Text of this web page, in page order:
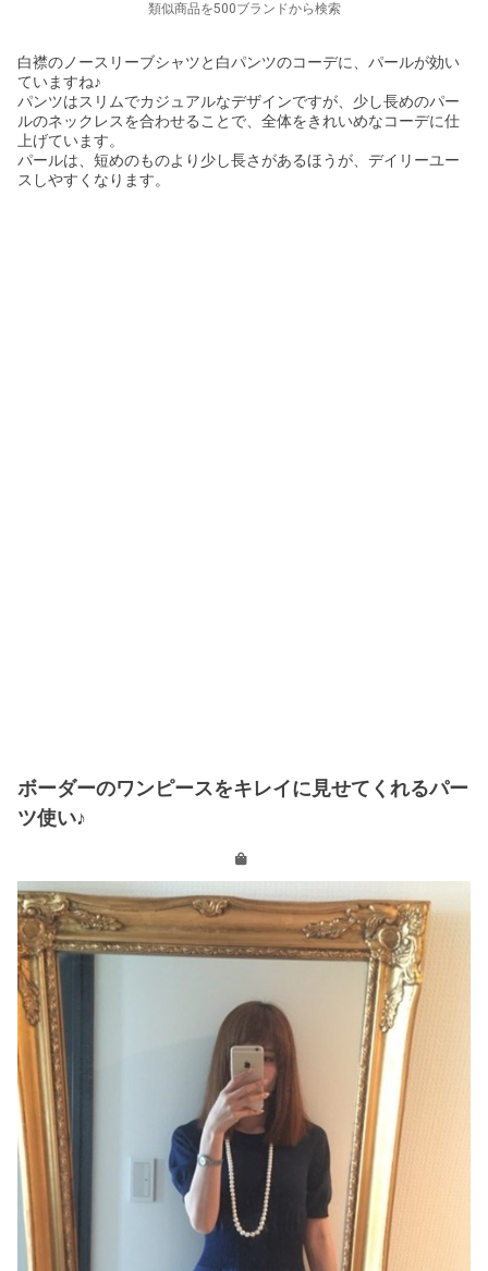
類似商品を500ブランドから検索
白襟のノースリーブシャツと白パンツのコーデに、パールが効い
ていますね♪
パンツはスリムでカジュアルなデザインですが、少し長めのパー
ルのネックレスを合わせることで、全体をきれいめなコーデに仕
上げています。
パールは、短めのものより少し長さがあるほうが、デイリーユー
スしやすくなります。
ボーダーのワンピースをキレイに見せてくれるパー
ツ使い♪